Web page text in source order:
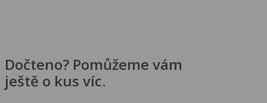
Dočteno? Pomůžeme vám
ještě o kus víc.